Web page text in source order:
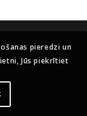
pieredzi un
Jūs piekrītiet